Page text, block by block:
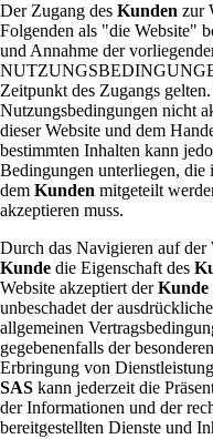
Der Zugang des Kunden zur
Folgenden als "die Website"
und Annahme der
Zeitpunkt des Zugangs
Nutzungsbedingungen nicht
dieser Website und dem
bestimmten Inhalten kann
Bedingungen unterliegen, die
dem Kunden mitgeteilt
akzeptieren muss.
Durch das Navigieren auf der
Kunde die Eigenschaft des
Website akzeptiert derKunde
unbeschadet der
allgemeinen
gegebenenfalls der
Erbringung von
SAS kann jederzeit die
der Informationen und der
bereitgestellten Dienste und